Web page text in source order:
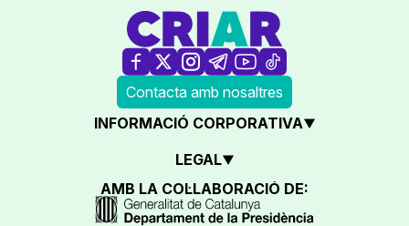
Contacta amb nosaltres
INFORMACIÓ CORPORATIVA
LEGAL
AMB LA COL·LABORACIÓ DE: